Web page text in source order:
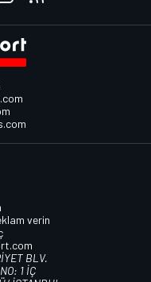
verin
BLV.
1 İÇ